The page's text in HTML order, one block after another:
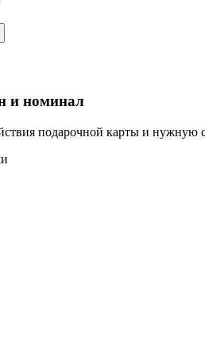
и номинал
подарочной карты и нужную